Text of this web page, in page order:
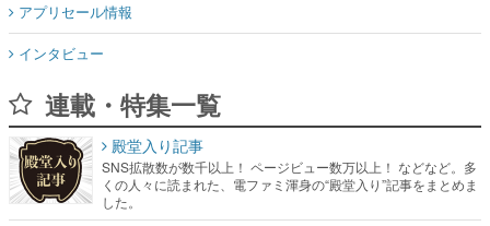
アプリセール情報
インタビュー
連載・特集一覧
殿堂入り記事
SNS拡散数が数千以上！ ページビュー数万以上！ などなど。多
くの人々に読まれた、電ファミ渾身の“殿堂入り”記事をまとめま
した。